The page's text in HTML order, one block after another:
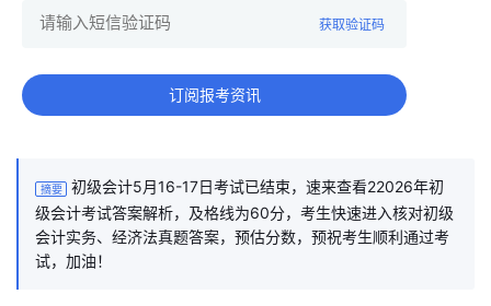
获取验证码
订阅报考资讯
摘要
初级会计5月16-17日考试已结束，速来查看22026年初
级会计考试答案解析，及格线为60分，考生快速进入核对初级
会计实务、经济法真题答案，预估分数，预祝考生顺利通过考
试，加油！